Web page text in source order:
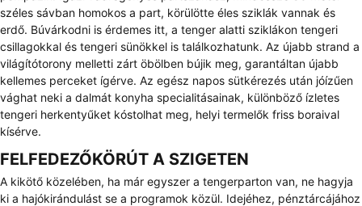
széles sávban homokos a part, körülötte éles sziklák vannak és
erdő. Búvárkodni is érdemes itt, a tenger alatti sziklákon tengeri
csillagokkal és tengeri sünökkel is találkozhatunk. Az újabb strand a
világítótorony melletti zárt öbölben bújik meg, garantáltan újabb
kellemes perceket ígérve. Az egész napos sütkérezés után jóízűen
vághat neki a dalmát konyha specialitásainak, különböző ízletes
tengeri herkentyűket kóstolhat meg, helyi termelők friss boraival
kísérve.
FELFEDEZŐKÖRÚT A SZIGETEN
A kikötő közelében, ha már egyszer a tengerparton van, ne hagyja
ki a hajókirándulást se a programok közül. Idejéhez, pénztárcájához